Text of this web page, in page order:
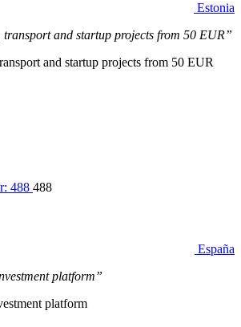
Estonia
transport and startup projects from 50 EUR”
and startup projects from 50 EUR
488 488
España
platform”
platform